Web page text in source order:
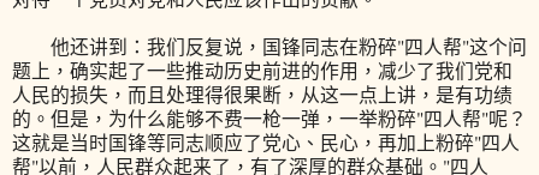
他还讲到：我们反复说，国锋同志在粉碎"四人帮"这个问
题上，确实起了一些推动历史前进的作用，减少了我们党和
人民的损失，而且处理得很果断，从这一点上讲，是有功绩
的。但是，为什么能够不费一枪一弹，一举粉碎"四人帮"呢？
这就是当时国锋等同志顺应了党心、民心，再加上粉碎"四人
帮"以前，人民群众起来了，有了深厚的群众基础。"四人